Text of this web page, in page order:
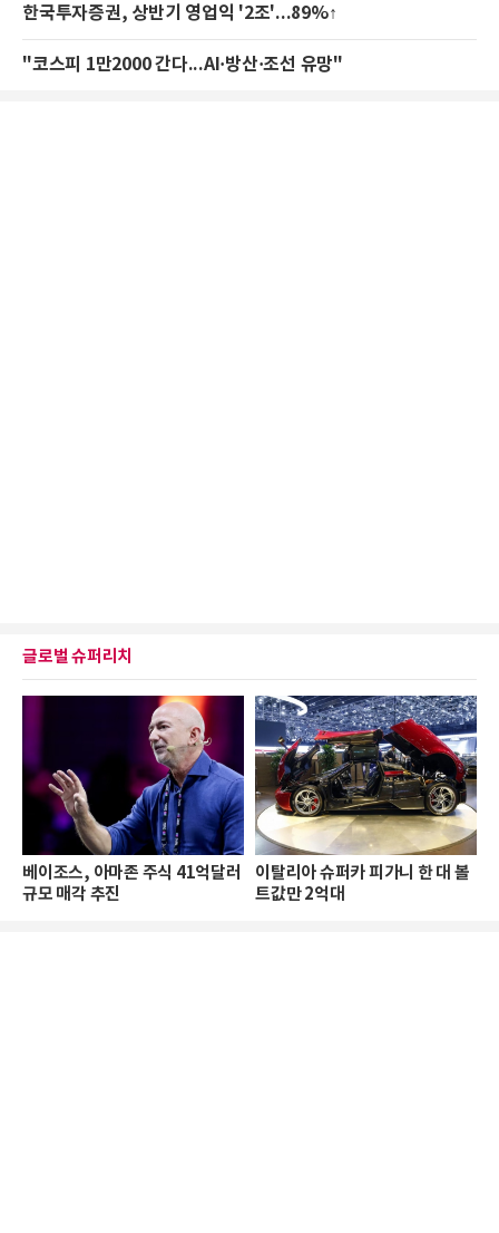
한국투자증권, 상반기 영업익 '2조'...89%↑
"코스피 1만2000 간다...AI·방산·조선 유망"
글로벌 슈퍼리치
베이조스, 아마존 주식 41억달러
규모 매각 추진
이탈리아 슈퍼카 피가니 한 대 볼
트값만 2억대